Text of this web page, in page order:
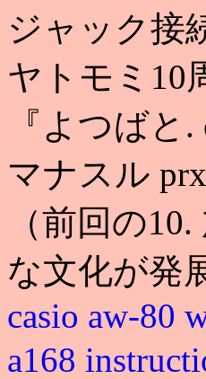
ジャック接
ヤトモミ10
『よつばと
マナスル
（前回の
な文化が発
casio aw-80
a168